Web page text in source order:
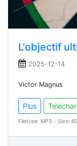
L'objectif
2025-12-14
Victor Magnus
Plus
Filetype: MP3 - Size: